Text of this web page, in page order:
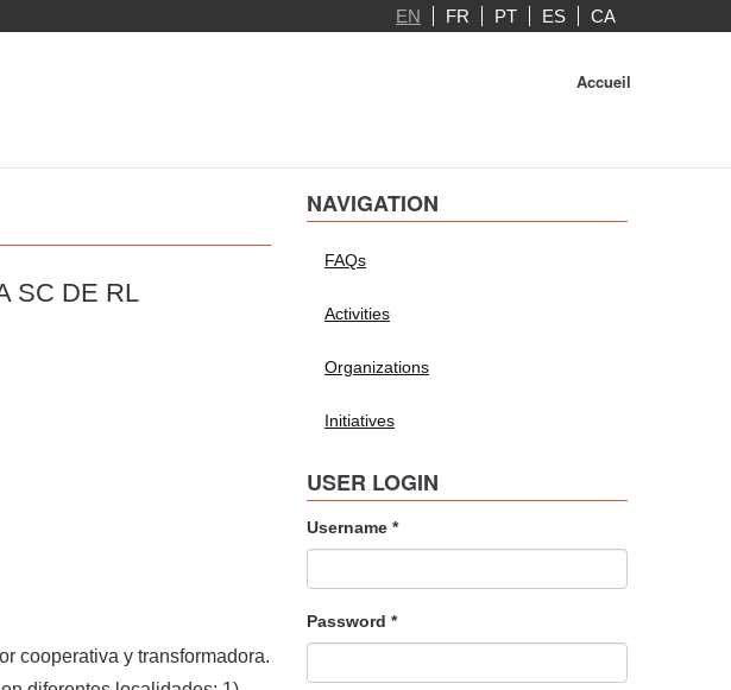
EN FR PT ES CA
Accueil
SC DE RL
cooperativa y transformadora.
NAVIGATION
FAQs
Activities
Organizations
Initiatives
USER LOGIN
Username *
Password *